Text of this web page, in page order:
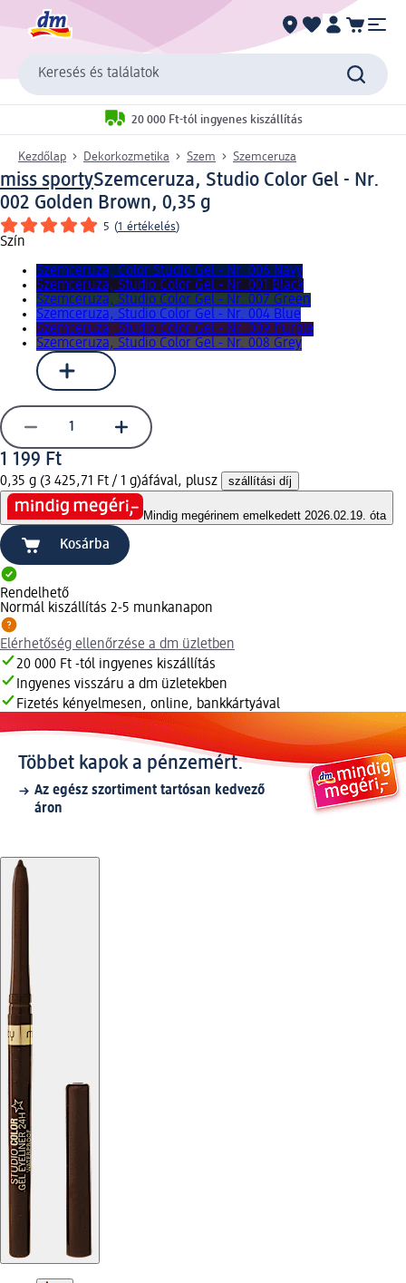
Keresés és találatok
20 000 Ft-tól ingyenes kiszállítás
Kezdőlap Dekorkozmetika Szem Szemceruza
miss sportySzemceruza, Studio Color Gel - Nr.
002 Golden Brown, 0,35 g
5 (1 értékelés)
Szín
Szemceruza, Color Studio Gel - Nr. 006 Navy
Szemceruza, Studio Color Gel - Nr. 001 Black
Szemceruza, Studio Color Gel - Nr. 007 Green
Szemceruza, Studio Color Gel - Nr. 004 Blue
Szemceruza, Studio Color Gel - Nr. 009 Purple
Szemceruza, Studio Color Gel - Nr. 008 Grey
1 199 Ft
0,35 g (3 425,71 Ft / 1 g)áfával, plusz szállítási díj
Mindig megérinem emelkedett 2026.02.19. óta
Kosárba
Rendelhető
Normál kiszállítás 2-5 munkanapon
Elérhetőség ellenőrzése a dm üzletben
20 000 Ft -tól ingyenes kiszállítás
Ingyenes visszáru a dm üzletekben
Fizetés kényelmesen, online, bankkártyával
Többet kapok a pénzemért.
Az egész szortiment tartósan kedvező
áron